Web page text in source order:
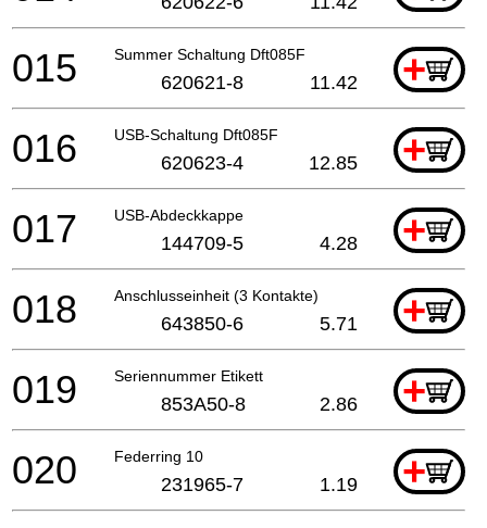
Summer Schaltung Dft085F +
015 620621-8 11.42
USB-Schaltung Dft085F +
016 620623-4 12.85
USB-Abdeckkappe +
017 144709-5 4.28
Anschlusseinheit (3 Kontakte) +
018 643850-6 5.71
Seriennummer Etikett +
019 853A50-8 2.86
Federring 10 +
020 231965-7 1.19